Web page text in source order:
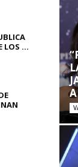
LOS ...